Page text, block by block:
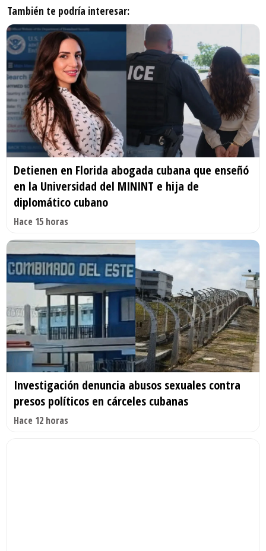
También te podría interesar:
Detienen en Florida abogada cubana que enseñó
en la Universidad del MININT e hija de
diplomático cubano
Hace 15 horas
Investigación denuncia abusos sexuales contra
presos políticos en cárceles cubanas
Hace 12 horas